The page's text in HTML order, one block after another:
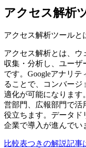
アクセス解析
アクセス解析ツールと
アクセス解析とは、ウ
収集・分析し、ユー
です。Googleアナリ
ることで、コンバー
適化が可能になります
営部門、広報部門で活
役立ちます。データド
企業で導入が進んでい
比較表つきの解説記事